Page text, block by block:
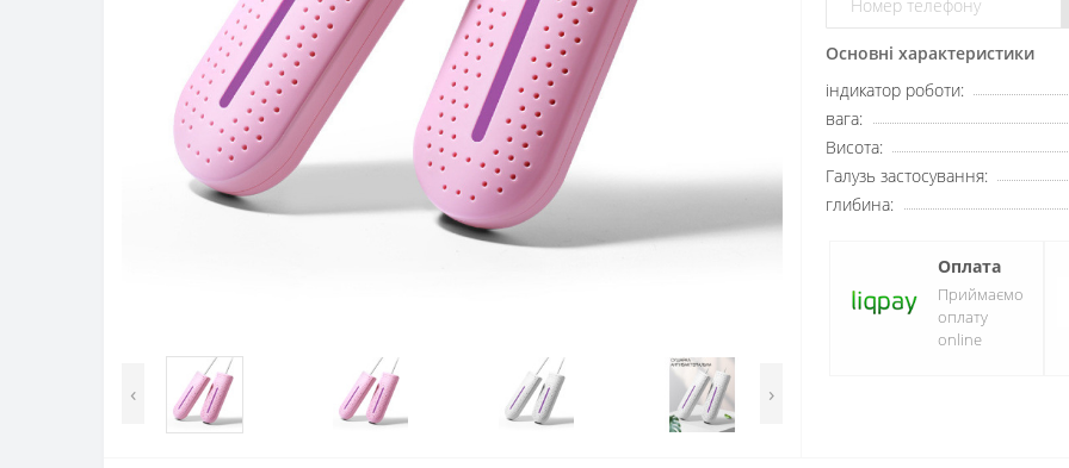
‹ ›
Основні характеристики
індикатор роботи:
вага:
Висота:
Галузь застосування:
глибина:
Оплата
Приймаємо
оплату
online